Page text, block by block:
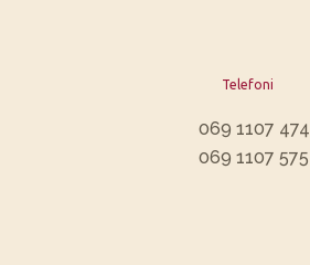
Telefoni
069 1107 474
069 1107 575